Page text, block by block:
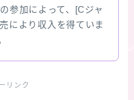
参加によって、[Cジャ
により収入を得ていま
リンク